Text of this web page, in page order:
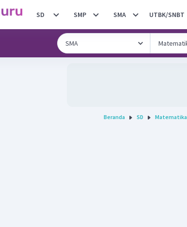
SD SMP SMA UTBK/SNBT
Beranda SD Matematika